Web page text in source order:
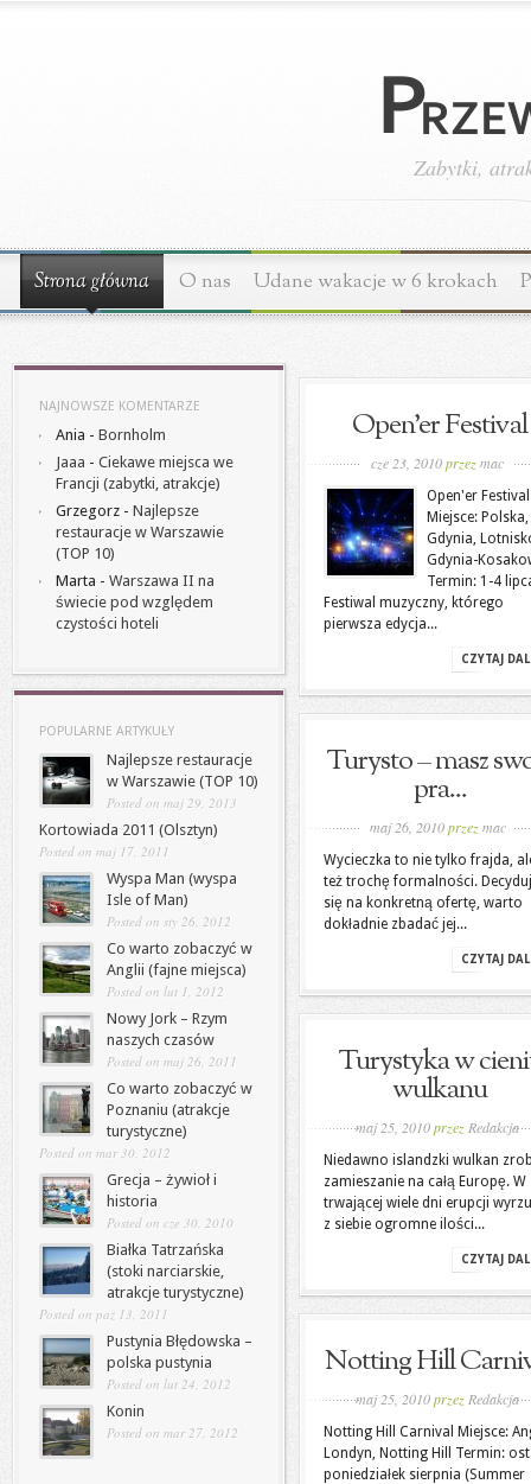
Zabytki,
Strona główna O nas Udane wakacje w 6 krokach
NAJNOWSZE KOMENTARZE
Ania - Bornholm
Jaaa - Ciekawe miejsca we
Francji (zabytki, atrakcje)
Grzegorz - Najlepsze
restauracje w Warszawie
(TOP 10)
Marta - Warszawa II na
świecie pod względem
czystości hoteli
POPULARNE ARTYKUŁY
Najlepsze restauracje
w Warszawie (TOP 10)
Posted on maj 29, 2013
Kortowiada 2011 (Olsztyn)
Posted on maj 17, 2011
Wyspa Man (wyspa
Isle of Man)
Posted on sty 26, 2012
Co warto zobaczyć w
Anglii (fajne miejsca)
Posted on lut 1, 2012
Nowy Jork – Rzym
naszych czasów
Posted on maj 26, 2011
Co warto zobaczyć w
Poznaniu (atrakcje
turystyczne)
Posted on mar 30, 2012
Grecja – żywioł i
historia
Posted on cze 30, 2010
Białka Tatrzańska
(stoki narciarskie,
atrakcje turystyczne)
Posted on paź 13, 2011
Pustynia Błędowska –
polska pustynia
Posted on lut 24, 2012
Konin
Posted on mar 27, 2012
Open'er Festival
cze 23, 2010przezmac
Open'er Festival
Miejsce: Polska,
Gdynia,
Gdynia-
Termin: 1-4
Festiwal muzyczny, którego
pierwsza edycja...
CZYTAJ
Turysto – masz
pra...
maj 26, 2010przez mac
Wycieczka to nie tylko frajda,
też trochę formalności.
się na konkretną ofertę, warto
dokładnie zbadać jej...
CZYTAJ
Turystyka w
wulkanu
maj 25, 2010przez Redakcja
Niedawno islandzki wulkan
zamieszanie na całą Europę. W
trwającej wiele dni erupcji
z siebie ogromne ilości...
CZYTAJ
Notting Hill
maj 25, 2010przez Redakcja
Notting Hill Carnival Miejsce:
Londyn, Notting Hill Termin:
poniedziałek sierpnia (Summer